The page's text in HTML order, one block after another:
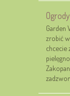
Garden
zrobić
chcecie